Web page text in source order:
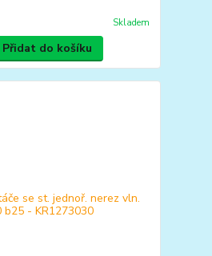
Skladem
Přidat do košíku